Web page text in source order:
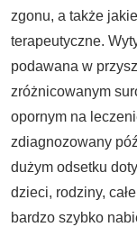
zgonu, a także
terapeutyczne.
podawana w
zróżnicowanym
opornym na
zdiagnozowany
dużym odsetku
dzieci, rodziny,
bardzo szybko